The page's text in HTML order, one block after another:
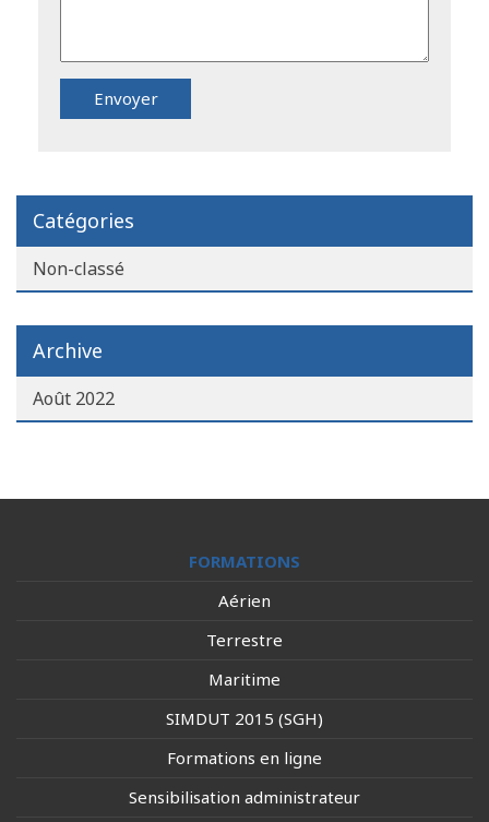
Catégories
Non-classé
Archive
Août 2022
FORMATIONS
Aérien
Terrestre
Maritime
SIMDUT 2015 (SGH)
Formations en ligne
Sensibilisation administrateur